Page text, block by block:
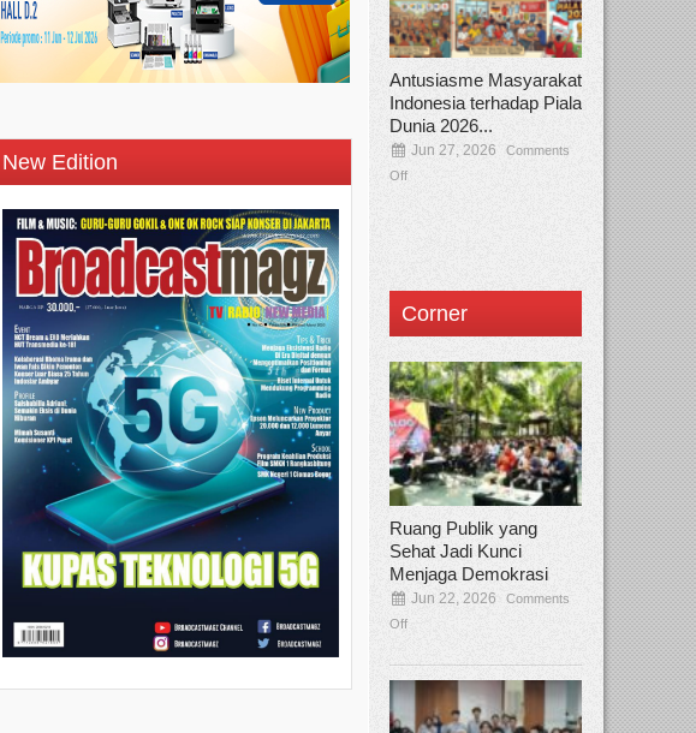
New Edition
Antusiasme Masyarakat
Indonesia terhadap Piala
Dunia 2026...
Jun 27, 2026
Comments
Off
Corner
Ruang Publik yang
Sehat Jadi Kunci
Menjaga Demokrasi
Jun 22, 2026
Comments
Off